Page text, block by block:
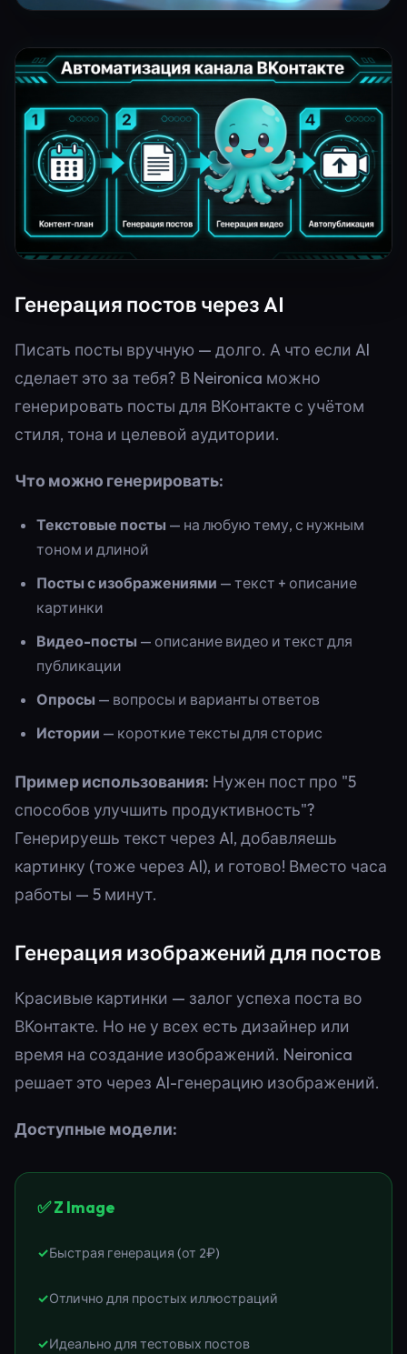
Генерация постов через AI
Писать посты вручную — долго. А что если AI
сделает это за тебя? В Neironica можно
генерировать посты для ВКонтакте с учётом
стиля, тона и целевой аудитории.
Что можно генерировать:
Текстовые посты — на любую тему, с нужным
тоном и длиной
Посты с изображениями — текст + описание
картинки
Видео-посты — описание видео и текст для
публикации
Опросы — вопросы и варианты ответов
Истории — короткие тексты для сторис
Пример использования: Нужен пост про "5
способов улучшить продуктивность"?
Генерируешь текст через AI, добавляешь
картинку (тоже через AI), и готово! Вместо часа
работы — 5 минут.
Генерация изображений для постов
Красивые картинки — залог успеха поста во
ВКонтакте. Но не у всех есть дизайнер или
время на создание изображений. Neironica
решает это через AI-генерацию изображений.
Доступные модели:
✅ Z Image
Быстрая генерация (от 2₽)
Отлично для простых иллюстраций
Идеально для тестовых постов